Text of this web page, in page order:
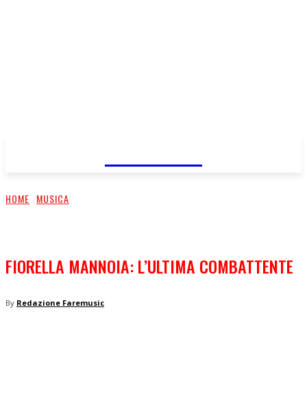
HOME MUSICA
FIORELLA MANNOIA: L’ULTIMA COMBATTENTE
By Redazione Faremusic